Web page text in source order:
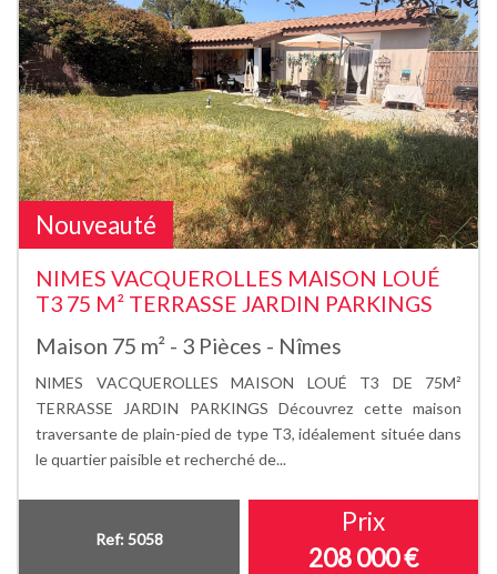
Nouveauté
NIMES VACQUEROLLES MAISON LOUÉ
T3 75 M² TERRASSE JARDIN PARKINGS
Maison 75 m² - 3 Pièces - Nîmes
NIMES VACQUEROLLES MAISON LOUÉ T3 DE 75M²
TERRASSE JARDIN PARKINGS Découvrez cette maison
traversante de plain-pied de type T3, idéalement située dans
le quartier paisible et recherché de...
Ref: 5058
Prix
208 000€